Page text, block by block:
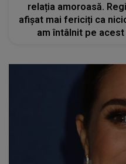
relația amoroasă.
afișat mai fericiți ca
am întâlnit pe